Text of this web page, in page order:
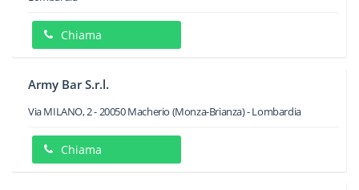
Chiama
Army Bar S.r.l.
Via MILANO, 2-20050Macherio (Monza-Brianza) -Lombardia
Chiama